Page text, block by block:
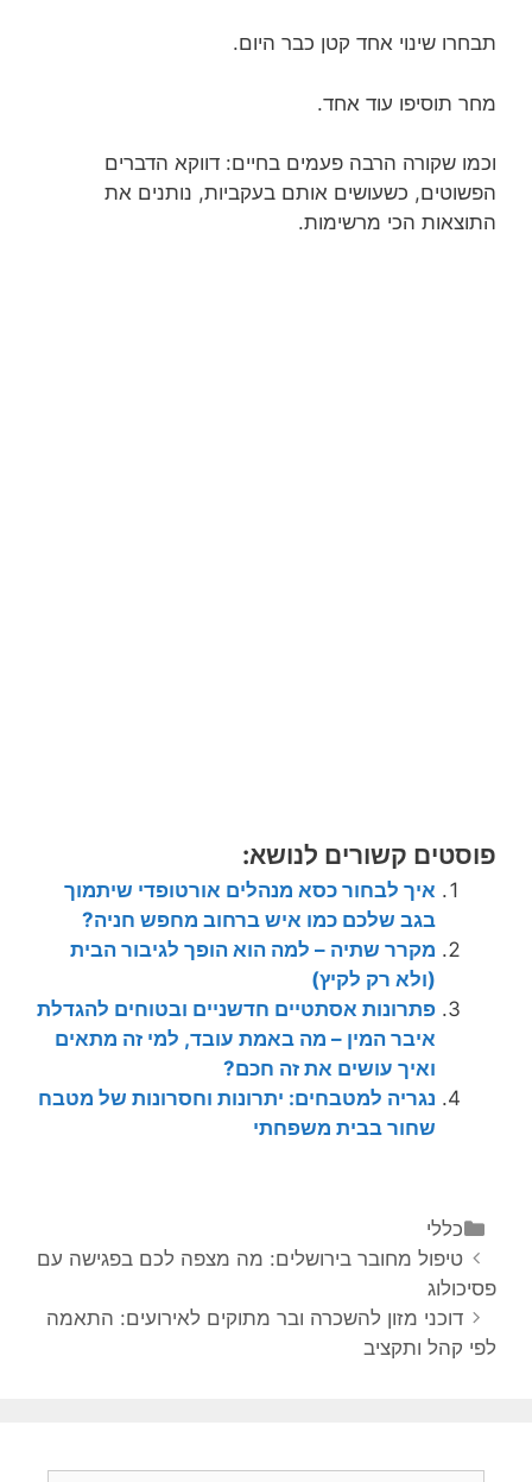
תבחרו שינוי אחד קטן כבר היום.
מחר תוסיפו עוד אחד.
וכמו שקורה הרבה פעמים בחיים: דווקא הדברים
הפשוטים, כשעושים אותם בעקביות, נותנים את
התוצאות הכי מרשימות.
פוסטים קשורים לנושא:
איך לבחור כסא מנהלים אורטופדי שיתמוך
בגב שלכם כמו איש ברחוב מחפש חניה?
מקרר שתיה – למה הוא הופך לגיבור הבית
(ולא רק לקיץ)
פתרונות אסתטיים חדשניים ובטוחים להגדלת
איבר המין – מה באמת עובד, למי זה מתאים
ואיך עושים את זה חכם?
נגריה למטבחים: יתרונות וחסרונות של מטבח
שחור בבית משפחתי
קטגוריות
כללי
ניווט
פוסטים
טיפול מחובר בירושלים: מה מצפה לכם בפגישה עם
פסיכולוג
דוכני מזון להשכרה ובר מתוקים לאירועים: התאמה
לפי קהל ותקציב